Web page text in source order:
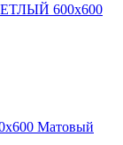
600x600